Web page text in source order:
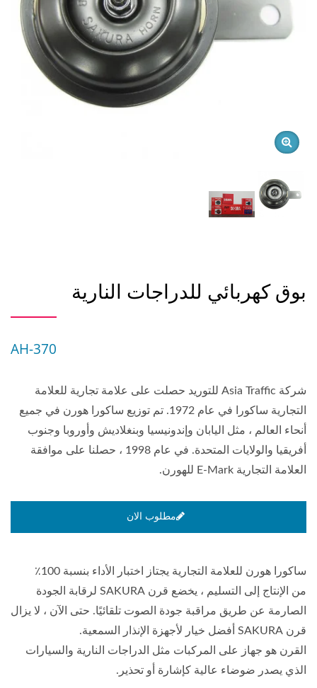
بوق كهربائي للدراجات النارية
AH-370
شركة Asia Traffic للتوريد حصلت على علامة تجارية للعلامة
التجارية ساكورا في عام 1972. تم توزيع ساكورا هورن في جميع
أنحاء العالم ، مثل اليابان وإندونيسيا وبنغلاديش وأوروبا وجنوب
أفريقيا والولايات المتحدة. في عام 1998 ، حصلنا على موافقة
العلامة التجارية E-Mark للهورن.
مطلوب الان
ساكورا هورن للعلامة التجارية يجتاز اختبار الأداء بنسبة 100٪
من الإنتاج إلى التسليم ، يخضع قرن SAKURA لرقابة الجودة
الصارمة عن طريق مراقبة جودة الصوت تلقائيًا. حتى الآن ، لا يزال
قرن SAKURA أفضل خيار لأجهزة الإنذار السمعية.
القرن هو جهاز على المركبات مثل الدراجات النارية والسيارات
الذي يصدر ضوضاء عالية كإشارة أو تحذير.